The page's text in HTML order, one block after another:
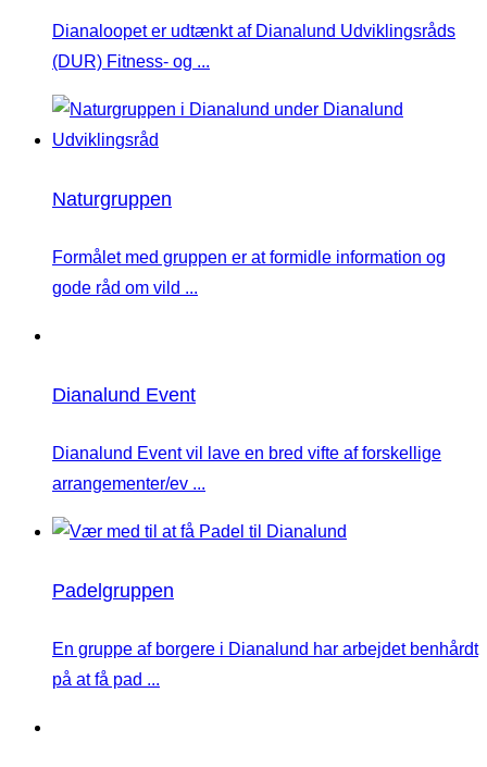
Dianaloopet er udtænkt af Dianalund Udviklingsråds
(DUR) Fitness- og ...
Naturgruppen
Formålet med gruppen er at formidle information og
gode råd om vild ...
Dianalund Event
Dianalund Event vil lave en bred vifte af forskellige
arrangementer/ev ...
Padelgruppen
En gruppe af borgere i Dianalund har arbejdet benhårdt
på at få pad ...